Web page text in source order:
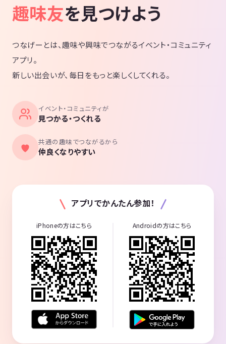
趣味友を見つけよう
つなげーとは、趣味や興味でつながるイベント・コミュニティ
アプリ。
新しい出会いが、毎日をもっと楽しくしてくれる。
イベント・コミュニティが
見つかる・つくれる
共通の趣味でつながるから
仲良くなりやすい
アプリでかんたん参加！
iPhoneの方はこちら Androidの方はこちら